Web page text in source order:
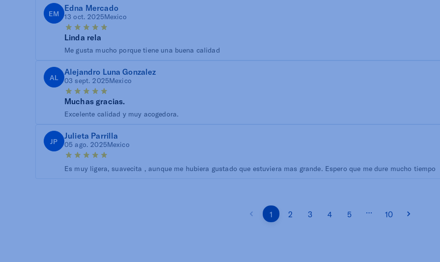
EM
Edna Mercado
13 oct. 2025Mexico
Linda rela
Me gusta mucho porque tiene una buena calidad
AL
Alejandro Luna Gonzalez
03 sept. 2025Mexico
Muchas gracias.
Excelente calidad y muy acogedora.
JP
Julieta Parrilla
05 ago. 2025Mexico
Es muy ligera, suavecita , aunque me hubiera gustado que estuviera mas grande. Espero que me dure mucho tiempo
1 2 3 4 5 … 10